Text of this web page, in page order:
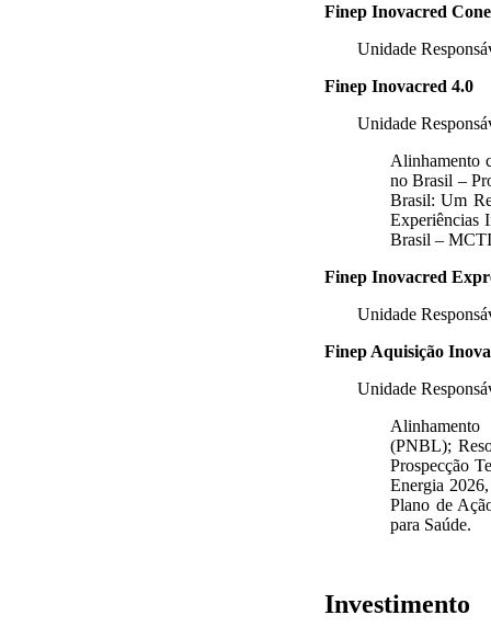
Finep Inovacred
Unidade
Finep Inovacred 4.0
Unidade
Alinhamento
no Brasil –
Brasil: Um
Experiências
Brasil –
Finep Inovacred
Unidade
Finep Aquisição
Unidade
Alinhamento
(PNBL);
Prospecção
Energia
Plano de
para Saúde.
Investimento